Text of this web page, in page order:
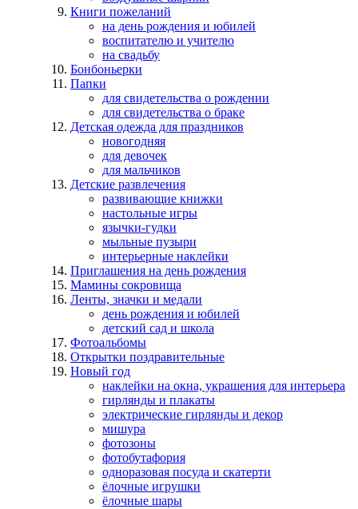
Книги пожеланий
на день рождения и юбилей
воспитателю и учителю
на свадьбу
Бонбоньерки
Папки
для свидетельства о рождении
для свидетельства о браке
Детская одежда для праздников
новогодняя
для девочек
для мальчиков
Детские развлечения
развивающие книжки
настольные игры
язычки-гудки
мыльные пузыри
интерьерные наклейки
Приглашения на день рождения
Мамины сокровища
Ленты, значки и медали
день рождения и юбилей
детский сад и школа
Фотоальбомы
Открытки поздравительные
Новый год
наклейки на окна, украшения для интерьера
гирлянды и плакаты
электрические гирлянды и декор
мишура
фотозоны
фотобутафория
одноразовая посуда и скатерти
ёлочные игрушки
ёлочные шары